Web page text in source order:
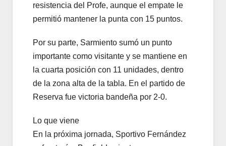
resistencia del Profe, aunque el empate le
permitió mantener la punta con 15 puntos.
Por su parte, Sarmiento sumó un punto
importante como visitante y se mantiene en
la cuarta posición con 11 unidades, dentro
de la zona alta de la tabla. En el partido de
Reserva fue victoria bandeña por 2-0.
Lo que viene
En la próxima jornada, Sportivo Fernández